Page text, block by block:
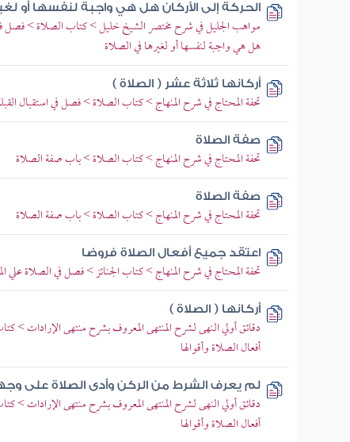
الحركة إلى الأركان هل هي واجبة لنفسها أو
مواهب الجليل في شرح مختصر الشيخ خليل > كتاب الصلاة > فصل
هل هي واجبة لنفسها أو لغيرها في الصلاة
أركانها ثلاثة عشر ( الصلاة )
تحفة المحتاج في شرح المنهاج > كتاب الصلاة > فصل في استقبال
صفة الصلاة
تحفة المحتاج في شرح المنهاج > كتاب الصلاة > باب صفة الصلاة
صفة الصلاة
تحفة المحتاج في شرح المنهاج > كتاب الصلاة > باب صفة الصلاة
اعتقد جميع أفعال الصلاة فروضا
تحفة المحتاج في شرح المنهاج > كتاب الجنائز > فصل في الصلاة علي
أركانها ( الصلاة )
دقائق أولي النهى لشرح المنتهى المعروف بشرح منتهى الإرادات >
أفعال الصلاة وأقوالها
لم يعرف الشرط من الركن وأدى الصلاة على
دقائق أولي النهى لشرح المنتهى المعروف بشرح منتهى الإرادات >
أفعال الصلاة وأقوالها